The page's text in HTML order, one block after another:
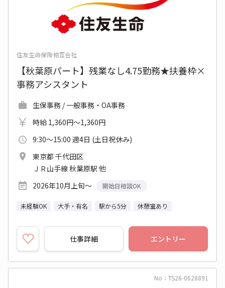
住友生命保険相互会社
【秋葉原パート】残業なし4.75勤務★扶養枠×
事務アシスタント
生保事務 / 一般事務・OA事務
時給 1,360円～1,360円
9:30～15:00 週4日 (土日祝休み)
東京都 千代田区
ＪＲ山手線 秋葉原駅 他
2026年10月上旬～
開始日相談OK
未経験OK 大手・有名 駅から5分 休憩室あり
仕事詳細 エントリー
No：TS26-0628891